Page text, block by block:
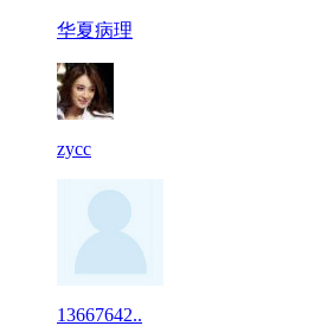
华夏病理
zycc
13667642..